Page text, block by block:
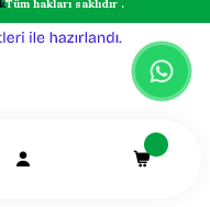
Tüm hakları saklıdır .
e-
hazırlandı.